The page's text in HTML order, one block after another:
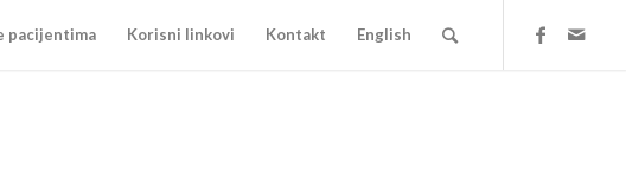
pacijentima Korisni linkovi Kontakt English